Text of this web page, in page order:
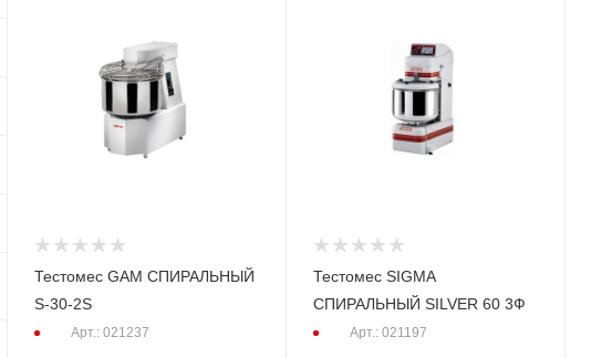
Тестомес GAM СПИРАЛЬНЫЙ
S-30-2S
Арт.: 021237
Тестомес SIGMA
СПИРАЛЬНЫЙ SILVER 60 3Ф
Арт.: 021197